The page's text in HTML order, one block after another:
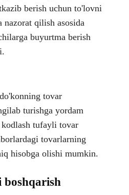
berish uchun to'lovni
nazorat qilish asosida
buyurtma berish
tovar
turishga yordam
tufayli tovar
tovarlarning
hisobga olishi mumkin.